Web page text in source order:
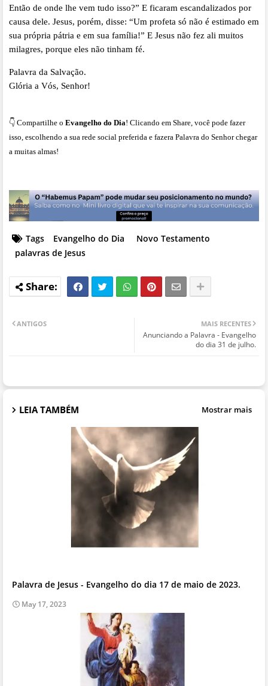
Então de onde lhe vem tudo isso?” E ficaram escandalizados por
causa dele. Jesus, porém, disse: “Um profeta só não é estimado em
sua própria pátria e em sua família!” E Jesus não fez ali muitos
milagres, porque eles não tinham fé.
Palavra da Salvação.
Glória a Vós, Senhor!
👇 Compartilhe o Evangelho do Dia! Clicando em Share, você pode fazer
isso, escolhendo a sua rede social preferida e fazera Palavra do Senhor chegar
a muitas almas!
Tags Evangelho do Dia
Novo Testamento
palavras de Jesus
MAIS RECENTES
Anunciando a Palavra - Evangelho
do dia 31 de julho.
ANTIGOS
LEIA TAMBÉM Mostrar mais
Palavra de Jesus - Evangelho do dia 17 de maio de 2023.
May 17, 2023